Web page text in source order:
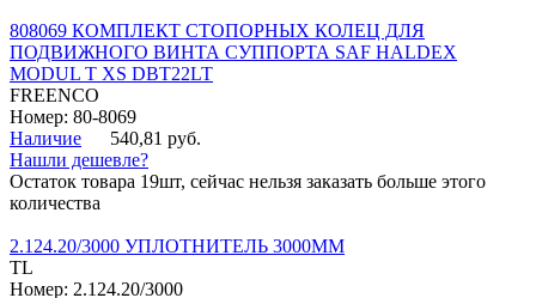
808069 КОМПЛЕКТ СТОПОРНЫХ КОЛЕЦ ДЛЯ
ПОДВИЖНОГО ВИНТА СУППОРТА SAF HALDEX
MODUL T XS DBT22LT
FREENCO
Номер: 80-8069
Наличие
540,81 руб.
Нашли дешевле?
Остаток товара 19шт, сейчас нельзя заказать больше этого
количества
2.124.20/3000 УПЛОТНИТЕЛЬ 3000ММ
TL
Номер: 2.124.20/3000